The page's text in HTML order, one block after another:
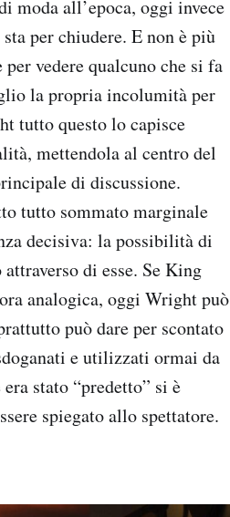
moda all’epoca, oggi invece
per chiudere. E non è più
per vedere qualcuno che si fa
la propria incolumità per
tutto questo lo capisce
mettendola al centro del
di discussione.
tutto sommato marginale
decisiva: la possibilità di
di esse. Se King
analogica, oggi Wright può
può dare per scontato
e utilizzati ormai da
stato “predetto” si è
spiegato allo spettatore.